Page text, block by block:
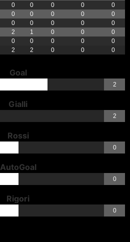
0 0 0 0
0
0 0 0 0
0
0 0 0 0
0
2 1 0 0
0
0 0 0 0
0
2 2 0 0 0
Goal
2
Gialli
2
Rossi
0
AutoGoal
0
Rigori
0